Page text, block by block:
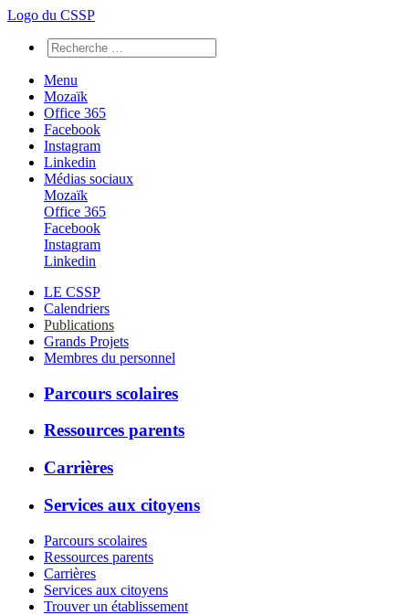
Logo du CSSP
Menu
Mozaïk
Office 365
Facebook
Instagram
Linkedin
Médias sociaux
Mozaïk
Office 365
Facebook
Instagram
Linkedin
LE CSSP
Calendriers
Publications
Grands Projets
Membres du personnel
Parcours scolaires
Ressources parents
Carrières
Services aux citoyens
Parcours scolaires
Ressources parents
Carrières
Services aux citoyens
Trouver un établissement